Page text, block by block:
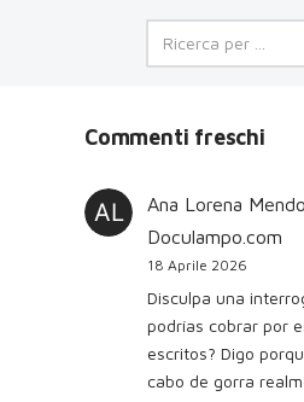
Commenti freschi
Ana Lorena
Doculampo.com
18 Aprile 2026
Disculpa una
podrías cobrar por
escritos? Digo
cabo de gorra